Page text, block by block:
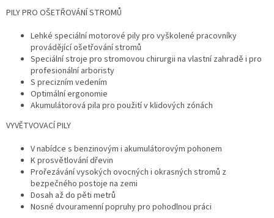
d
a
c
v
ý
i
s
PILY PRO OŠETŘOVÁNÍ STROMŮ
Lehké speciální motorové pily pro vyškolené pracovníky
provádějící ošetřování stromů
Speciální stroje pro stromovou chirurgii na vlastní zahradě i pro
profesionální arboristy
S precizním vedením
Optimální ergonomie
Akumulátorová pila pro použití v klidových zónách
VYVĚTVOVACÍ PILY
V nabídce s benzinovým i akumulátorovým pohonem
K prosvětlování dřevin
Prořezávání vysokých ovocných i okrasných stromů z
bezpečného postoje na zemi
Dosah až do pěti metrů
Nosné dvouramenní popruhy pro pohodlnou práci